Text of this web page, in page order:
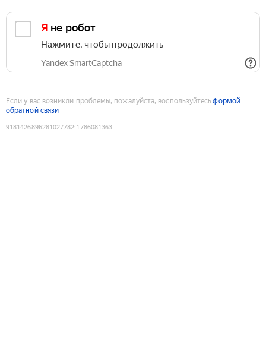
Я не робот
Нажмите, чтобы продолжить
Yandex SmartCaptcha
Если у вас возникли проблемы, пожалуйста, воспользуйтесьформой
обратной связи
9181426896281027782:1786081363